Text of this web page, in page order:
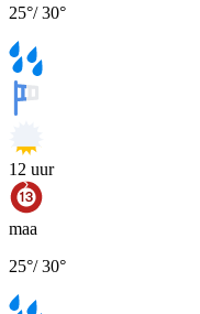
25°/30°
12 uur
maa
25°/30°